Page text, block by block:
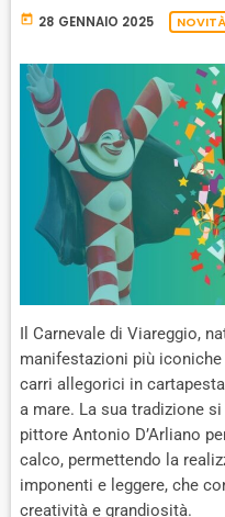
today 28 GENNAIO 2025
Il Carnevale di Viareggio,
manifestazioni più iconiche
carri allegorici in
a mare. La sua tradizione
pittore Antonio D’Arliano
calco, permettendo la
imponenti e leggere, che
creatività e grandiosità.